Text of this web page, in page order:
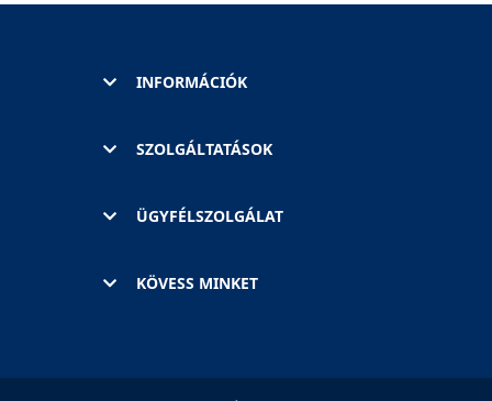
INFORMÁCIÓK
SZOLGÁLTATÁSOK
ÜGYFÉLSZOLGÁLAT
KÖVESS MINKET